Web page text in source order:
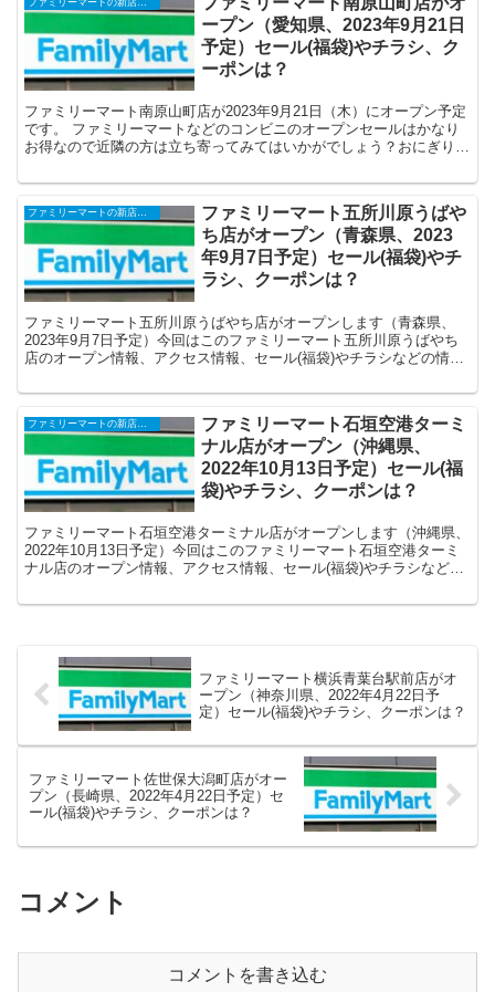
ープン（愛知県、2023年9月21日
予定）セール(福袋)やチラシ、ク
ーポンは？
ファミリーマート南原山町店が2023年9月21日（木）にオープン予定
です。 ファミリーマートなどのコンビニのオープンセールはかなり
お得なので近隣の方は立ち寄ってみてはいかがでしょう？おにぎりや
ファミリーマートの新店舗開店・オープンセール(福袋)・閉店、クーポンなど
ファミリーマート五所川原うばや
ち店がオープン（青森県、2023
年9月7日予定）セール(福袋)やチ
ラシ、クーポンは？
ファミリーマート五所川原うばやち店がオープンします（青森県、
2023年9月7日予定）今回はこのファミリーマート五所川原うばやち
店のオープン情報、アクセス情報、セール(福袋)やチラシなどの情報
ファミリーマート石垣空港ターミ
ナル店がオープン（沖縄県、
2022年10月13日予定）セール(福
袋)やチラシ、クーポンは？
ファミリーマート石垣空港ターミナル店がオープンします（沖縄県、
2022年10月13日予定）今回はこのファミリーマート石垣空港ターミ
ナル店のオープン情報、アクセス情報、セール(福袋)やチラシなどの
ファミリーマート横浜青葉台駅前店がオ
ープン（神奈川県、2022年4月22日予
定）セール(福袋)やチラシ、クーポンは？
ファミリーマート佐世保大潟町店がオー
プン（長崎県、2022年4月22日予定）セ
ール(福袋)やチラシ、クーポンは？
コメント
コメントを書き込む